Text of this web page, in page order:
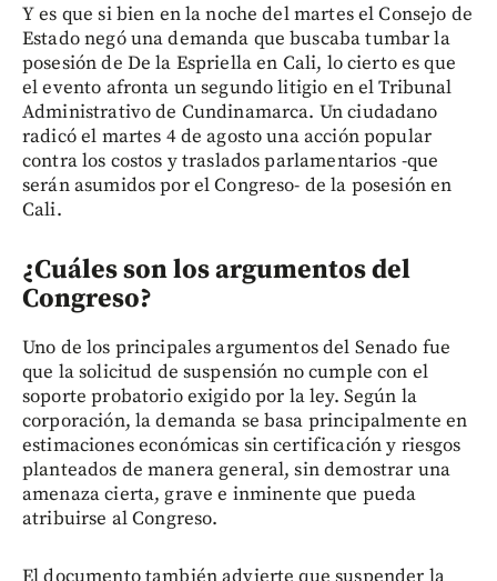
Y es que si bien en la noche del martes el Consejo de
Estado negó una demanda que buscaba tumbar la
posesión de De la Espriella en Cali, lo cierto es que
el evento afronta un segundo litigio en el Tribunal
Administrativo de Cundinamarca. Un ciudadano
radicó el martes 4 de agosto una acción popular
contra los costos y traslados parlamentarios -que
serán asumidos por el Congreso- de la posesión en
Cali.
¿Cuáles son los argumentos del
Congreso?
Uno de los principales argumentos del Senado fue
que la solicitud de suspensión no cumple con el
soporte probatorio exigido por la ley. Según la
corporación, la demanda se basa principalmente en
estimaciones económicas sin certificación y riesgos
planteados de manera general, sin demostrar una
amenaza cierta, grave e inminente que pueda
atribuirse al Congreso.